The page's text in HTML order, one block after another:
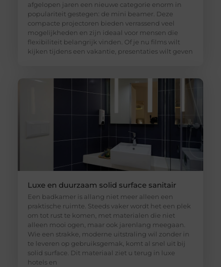
afgelopen jaren een nieuwe categorie enorm in
populariteit gestegen: de mini beamer. Deze
compacte projectoren bieden verrassend veel
mogelijkheden en zijn ideaal voor mensen die
flexibiliteit belangrijk vinden. Of je nu films wilt
kijken tijdens een vakantie, presentaties wilt geven
Luxe en duurzaam solid surface sanitair
Een badkamer is allang niet meer alleen een
praktische ruimte. Steeds vaker wordt het een plek
om tot rust te komen, met materialen die niet
alleen mooi ogen, maar ook jarenlang meegaan.
Wie een strakke, moderne uitstraling wil zonder in
te leveren op gebruiksgemak, komt al snel uit bij
solid surface. Dit materiaal ziet u terug in luxe
hotels en